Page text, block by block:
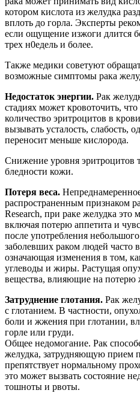
котором кислота из желудка
вплоть до горла. Эксперты
если ощущение изжоги длится
трех н0едель и более.
Также медики советуют
возможные симптомы рака
Недостаток энергии. Рак
стадиях может кровоточить,
количество эритроцитов в
вызывать усталость, слабость,
переносит меньше кислорода.
Снижение уровня эритроцитов
бледности кожи.
Потеря веса.
распространенным признаком
Research, при раке желудка
включая потерю аппетита и
после употребления
заболевших раком людей часто
означающая изменения в том,
углеводы и жиры. Растущая
вещества, влияющие на
Затруднение глотания. Рак
с глотанием. В частности,
боли и жжения при глотании,
горле или груди.
Общее недомогание. Рак
желудка, затрудняющую прием
препятствует нормальному
это может вызвать состояние
тошноты и рвоты.